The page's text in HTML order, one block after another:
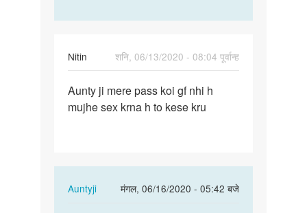
Nitin
शनि, 06/13/2020 - 08:04 पूर्वान्ह
Aunty
ji
Aunty ji mere pass koi gf nhi h
mujhe sex krna h to kese kru
Auntyji
मंगल, 06/16/2020 - 05:42 बजे
In